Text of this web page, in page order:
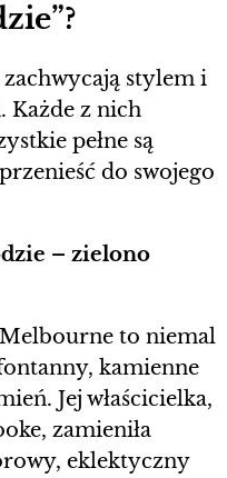
stylem i
Każde z nich
pełne są
do swojego
– zielono
to niemal
kamienne
Jej właścicielka,
zamieniła
eklektyczny